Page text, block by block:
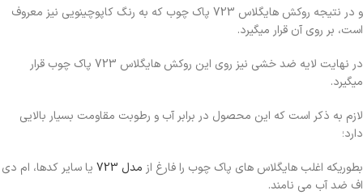
و در نتیجه روکش هایگلاس 723 پاک چوب که به رنگ کاپوچینویی نیز معروف
است، بر روی آن قرار میگیرد.
در نهایت لایه ضد خشی نیز روی این روکش هایگلاس 723 پاک چوب قرار
میگیرد.
لازم به ذکر است که این محصول در برابر آب و رطوبت مقاومت بسیار بالایی
دارد؛
بطوریکه اغلب هایگلاس های پاک چوب را فارغ از مدل 723
یا سایر کدها، ام دی
اف ضد آب می نامند.